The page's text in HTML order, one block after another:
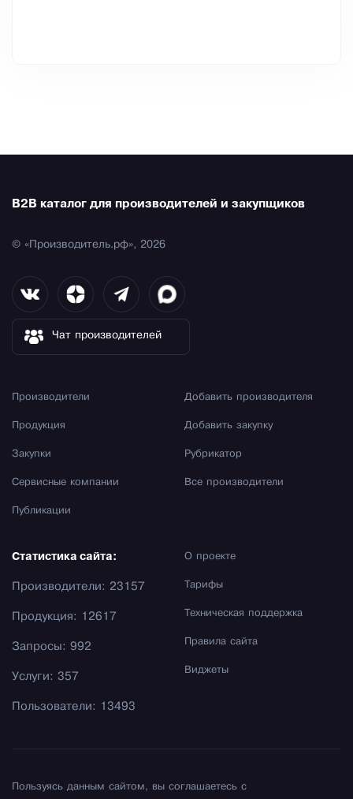
B2B каталог для производителей и закупщиков
© «Производитель.рф», 2026
Чат производителей
Производители
Продукция
Закупки
Сервисные компании
Публикации
Добавить производителя
Добавить закупку
Рубрикатор
Все производители
О проекте
Тарифы
Техническая поддержка
Правила сайта
Виджеты
Статистика сайта:
Производители: 23157
Продукция: 12617
Запросы: 992
Услуги: 357
Пользователи: 13493
Пользуясь данным сайтом, вы соглашаетесь с